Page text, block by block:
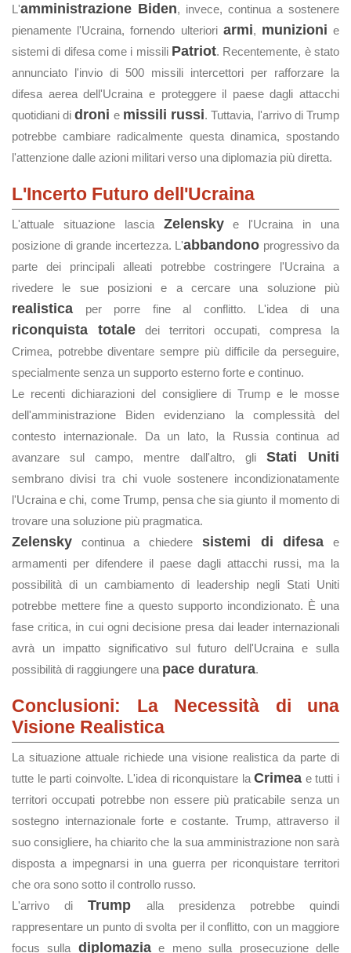
L'amministrazione Biden, invece, continua a sostenere
pienamente l'Ucraina, fornendo ulteriori armi, munizioni e
sistemi di difesa come i missili Patriot. Recentemente, è stato
annunciato l'invio di 500 missili intercettori per rafforzare la
difesa aerea dell'Ucraina e proteggere il paese dagli attacchi
quotidiani didroni e missili russi. Tuttavia, l'arrivo di Trump
potrebbe cambiare radicalmente questa dinamica, spostando
l'attenzione dalle azioni militari verso una diplomazia più diretta.
L'Incerto Futuro dell'Ucraina
L'attuale situazione lascia Zelenskye l'Ucraina in una
posizione di grande incertezza. L'abbandono progressivo da
parte dei principali alleati potrebbe costringere l'Ucraina a
rivedere le sue posizioni e a cercare una soluzione più
realistica per porre fine al conflitto. L'idea di una
riconquista totale dei territori occupati, compresa la
Crimea, potrebbe diventare sempre più difficile da perseguire,
specialmente senza un supporto esterno forte e continuo.
Le recenti dichiarazioni del consigliere di Trump e le mosse
dell'amministrazione Biden evidenziano la complessità del
contesto internazionale. Da un lato, la Russia continua ad
avanzare sul campo, mentre dall'altro, gli Stati Uniti
sembrano divisi tra chi vuole sostenere incondizionatamente
l'Ucraina e chi, come Trump, pensa che sia giunto il momento di
trovare una soluzione più pragmatica.
Zelensky continua a chiedere sistemi di difesa e
armamenti per difendere il paese dagli attacchi russi, ma la
possibilità di un cambiamento di leadership negli Stati Uniti
potrebbe mettere fine a questo supporto incondizionato. È una
fase critica, in cui ogni decisione presa dai leader internazionali
avrà un impatto significativo sul futuro dell'Ucraina e sulla
possibilità di raggiungere una pace duratura.
Conclusioni: La Necessità di una
Visione Realistica
La situazione attuale richiede una visione realistica da parte di
tutte le parti coinvolte. L'idea di riconquistare laCrimea e tutti i
territori occupati potrebbe non essere più praticabile senza un
sostegno internazionale forte e costante. Trump, attraverso il
suo consigliere, ha chiarito che la sua amministrazione non sarà
disposta a impegnarsi in una guerra per riconquistare territori
che ora sono sotto il controllo russo.
L'arrivo diTrump alla presidenza potrebbe quindi
rappresentare un punto di svolta per il conflitto, con un maggiore
focus sulla diplomaziae meno sulla prosecuzione delle